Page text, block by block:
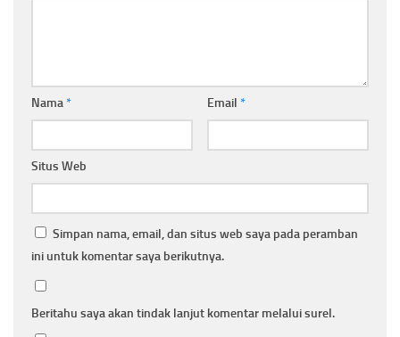
Nama* Email *
Situs Web
Simpan nama, email, dan situs web saya pada peramban
ini untuk komentar saya berikutnya.
Beritahu saya akan tindak lanjut komentar melalui surel.